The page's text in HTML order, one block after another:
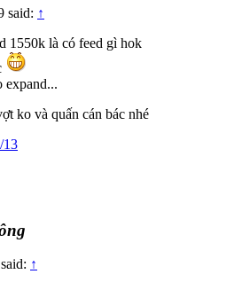
said: ↑
1550k là có feed gì hok
expand...
ko và quấn cán bác nhé
13
↑